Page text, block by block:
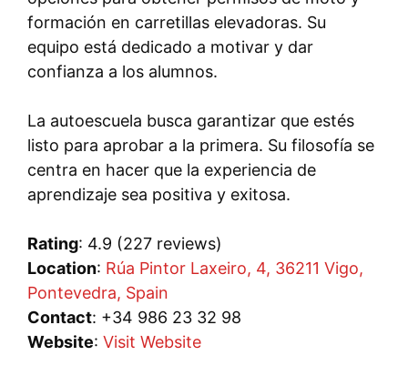
formación en carretillas elevadoras. Su
equipo está dedicado a motivar y dar
confianza a los alumnos.
La autoescuela busca garantizar que estés
listo para aprobar a la primera. Su filosofía se
centra en hacer que la experiencia de
aprendizaje sea positiva y exitosa.
Rating: 4.9 (227 reviews)
Location: Rúa Pintor Laxeiro, 4, 36211 Vigo,
Pontevedra, Spain
Contact: +34 986 23 32 98
Website: Visit Website